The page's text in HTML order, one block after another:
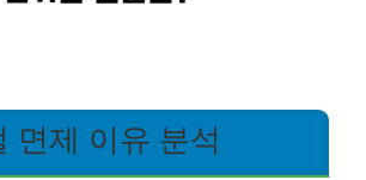
면제 이유 분석